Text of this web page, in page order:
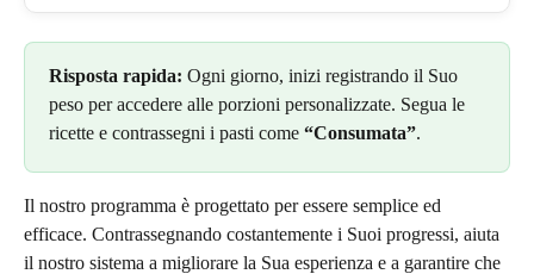
Risposta rapida: Ogni giorno, inizi registrando il Suo
peso per accedere alle porzioni personalizzate. Segua le
ricette e contrassegni i pasti come “Consumata”.
Il nostro programma è progettato per essere semplice ed
efficace. Contrassegnando costantemente i Suoi progressi, aiuta
il nostro sistema a migliorare la Sua esperienza e a garantire che